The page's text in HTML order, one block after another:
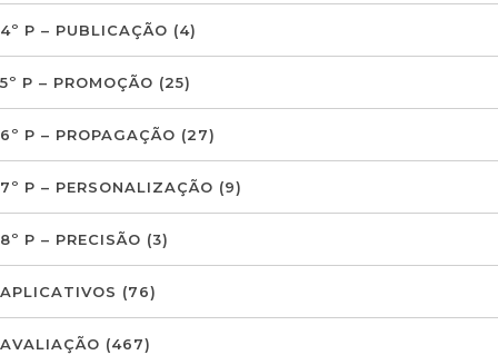
4º P – PUBLICAÇÃO (4)
5º P – PROMOÇÃO (25)
6º P – PROPAGAÇÃO (27)
7º P – PERSONALIZAÇÃO (9)
8º P – PRECISÃO (3)
APLICATIVOS (76)
AVALIAÇÃO (467)